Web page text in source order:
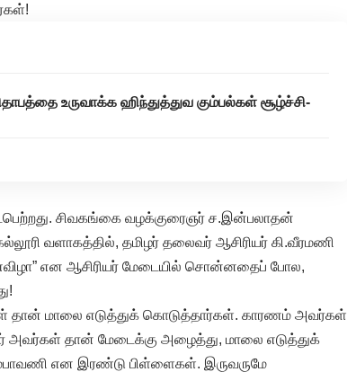
உருவாக்க ஹிந்துத்துவ கும்பல்கள் சூழ்ச்சி-
சிவகங்கை வழக்குரைஞர் ச.இன்பலாதன்
வளாகத்தில், தமிழர் தலைவர் ஆசிரியர் கி.வீரமணி
என ஆசிரியர் மேடையில் சொன்னதைப் போல,
மாலை எடுத்துக் கொடுத்தார்கள். காரணம் அவர்கள்
அவர்கள் தான் மேடைக்கு அழைத்து, மாலை எடுத்துக்
என இரண்டு பிள்ளைகள். இருவருமே